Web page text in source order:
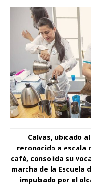
Calvas, ubicado
reconocido a escala
café, consolida su
marcha de la Escuela
impulsado por el